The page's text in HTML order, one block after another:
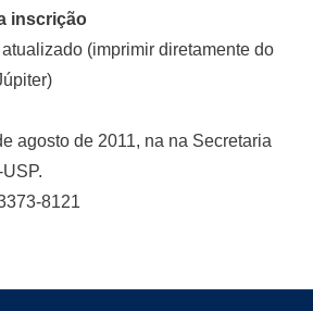
inscrição
(imprimir diretamente do
agosto de 2011, na na Secretaria
8121